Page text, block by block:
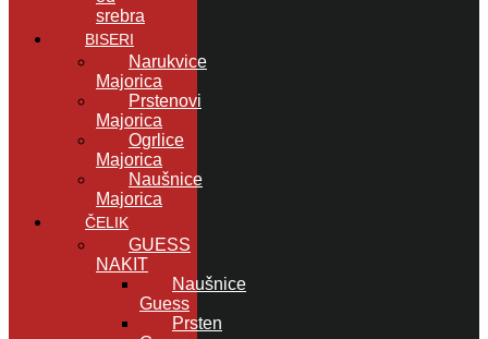
srebra
BISERI
Narukvice
Majorica
Prstenovi
Majorica
Ogrlice
Majorica
Naušnice
Majorica
ČELIK
GUESS
NAKIT
Naušnice
Guess
Prsten